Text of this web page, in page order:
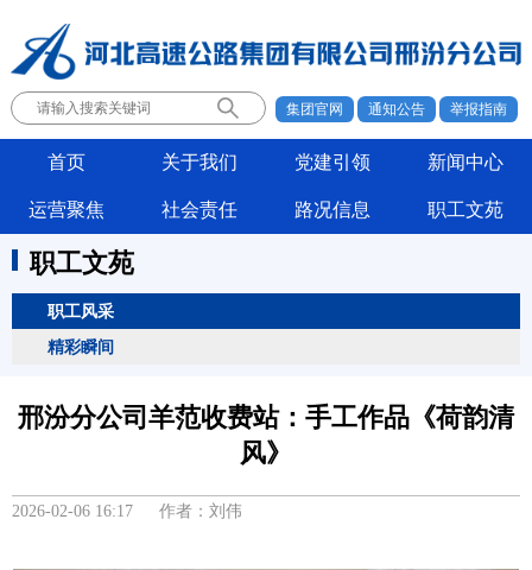
集团官网 通知公告 举报指南
首页 关于我们 党建引领 新闻中心
运营聚焦 社会责任 路况信息 职工文苑
职工文苑
职工风采
精彩瞬间
邢汾分公司羊范收费站：手工作品《荷韵清
风》
2026-02-06 16:17 作者：刘伟